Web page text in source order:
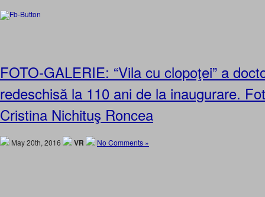
FOTO-GALERIE: “Vila cu clopoţei” a
redeschisă la 110 ani de la inaugurare.
Cristina Nichituş Roncea
May 20th, 2016 VR No Comments »